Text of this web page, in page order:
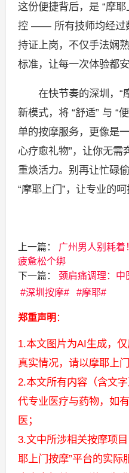
这份便捷背后，是 “摩
控 —— 所有技师均经过
持证上岗，不仅手法娴
标准，让每一次体验都安
在快节奏的深圳，“摩
新模式，将 “舒适” 与 “
单的按摩服务，更像是
心疗愈礼物”，让你无需
重焕活力。别再让忙碌
“摩耶上门”，让专业的
上一篇：
广州男人别耗着
疲惫松个绑
下一篇：
颈肩痛调理：中
深圳按摩
摩耶
郑重声明 ：
1.本文图片为AI生成，
真实情况，请以摩耶上
2.本文所有内容（含文
代专业医疗与药物，如
医；
3.文中所涉相关按摩项
耶上门按摩”平台的实际